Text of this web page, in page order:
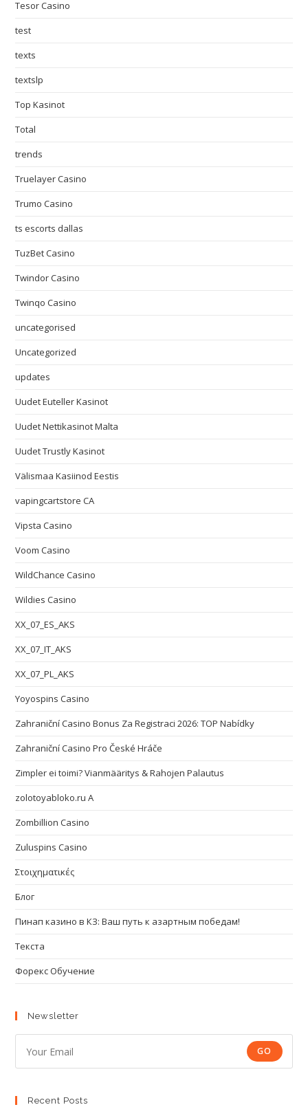
Tesor Casino
test
texts
textslp
Top Kasinot
Total
trends
Truelayer Casino
Trumo Casino
ts escorts dallas
TuzBet Casino
Twindor Casino
Twinqo Casino
uncategorised
Uncategorized
updates
Uudet Euteller Kasinot
Uudet Nettikasinot Malta
Uudet Trustly Kasinot
Välismaa Kasiinod Eestis
vapingcartstore CA
Vipsta Casino
Voom Casino
WildChance Casino
Wildies Casino
XX_07_ES_AKS
XX_07_IT_AKS
XX_07_PL_AKS
Yoyospins Casino
Zahraniční Casino Bonus Za Registraci 2026: TOP Nabídky
Zahraniční Casino Pro České Hráče
Zimpler ei toimi? Vianmääritys & Rahojen Palautus
zolotoyabloko.ru A
Zombillion Casino
Zuluspins Casino
Στοιχηματικές
Блог
Пинап казино в КЗ: Ваш путь к азартным победам!
Текста
Форекс Обучение
Newsletter
GO
Recent Posts